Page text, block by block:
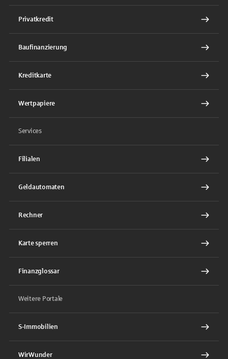
Privatkredit
Baufinanzierung
Kreditkarte
Wertpapiere
Services
Filialen
Geldautomaten
Rechner
Karte sperren
Finanzglossar
Weitere Portale
S-Immobilien
WirWunder